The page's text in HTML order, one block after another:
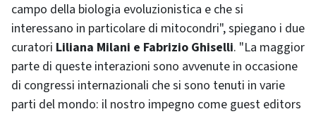
campo della biologia evoluzionistica e che si
interessano in particolare di mitocondri", spiegano i due
curatori Liliana Milani e Fabrizio Ghiselli. "La maggior
parte di queste interazioni sono avvenute in occasione
di congressi internazionali che si sono tenuti in varie
parti del mondo: il nostro impegno come guest editors